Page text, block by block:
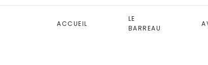
ACCUEIL
LE
BARREAU